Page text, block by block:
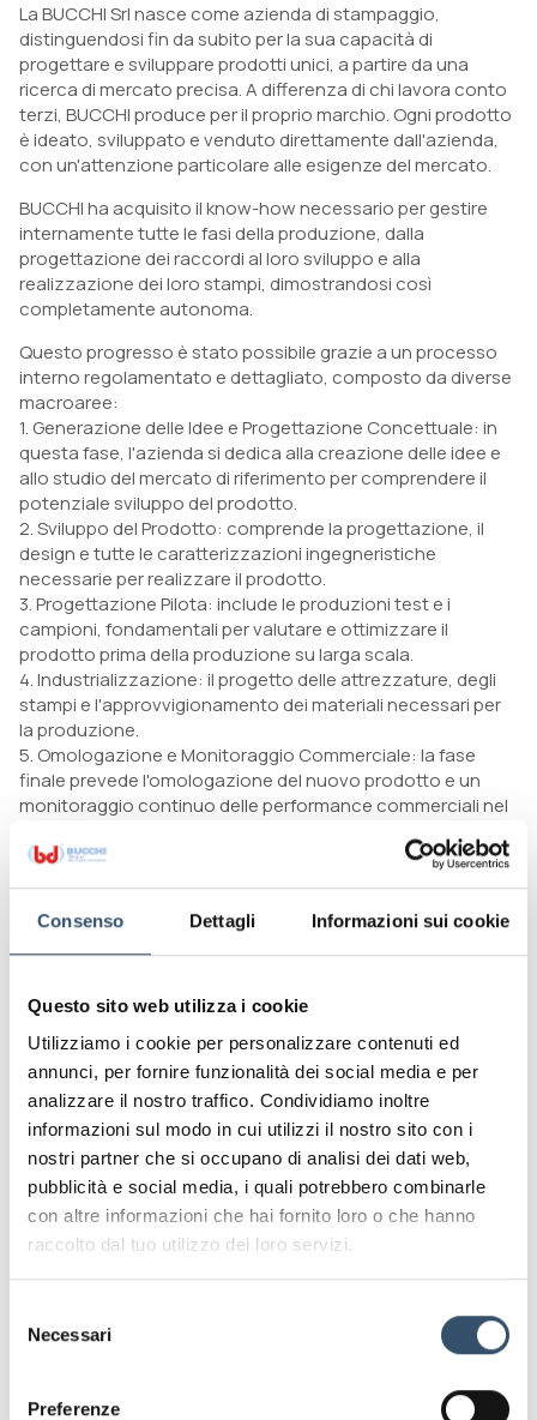
Consenso Dettagli Informazioni sui cookie
Questo sito web utilizza i cookie
Utilizziamo i cookie per personalizzare contenuti ed
annunci, per fornire funzionalità dei social media e per
analizzare il nostro traffico. Condividiamo inoltre
informazioni sul modo in cui utilizzi il nostro sito con i
nostri partner che si occupano di analisi dei dati web,
pubblicità e social media, i quali potrebbero combinarle
con altre informazioni che hai fornito loro o che hanno
raccolto dal tuo utilizzo dei loro servizi.
delNecessari
Preferenze
La BUCCHI Srl nasce come azienda di stampaggio,
distinguendosi fin da subito per la sua capacità di
progettare e sviluppare prodotti unici, a partire da una
ricerca di mercato precisa. A differenza di chi lavora conto
terzi, BUCCHI produce per il proprio marchio. Ogni prodotto
è ideato, sviluppato e venduto direttamente dall'azienda,
con un'attenzione particolare alle esigenze del mercato.
BUCCHI ha acquisito il know-how necessario per gestire
internamente tutte le fasi della produzione, dalla
progettazione dei raccordi al loro sviluppo e alla
realizzazione dei loro stampi, dimostrandosi così
completamente autonoma.
Questo progresso è stato possibile grazie a un processo
interno regolamentato e dettagliato, composto da diverse
macroaree:
1. Generazione delle Idee e Progettazione Concettuale: in
questa fase, l'azienda si dedica alla creazione delle idee e
allo studio del mercato di riferimento per comprendere il
potenziale sviluppo del prodotto.
2. Sviluppo del Prodotto: comprende la progettazione, il
design e tutte le caratterizzazioni ingegneristiche
necessarie per realizzare il prodotto.
3. Progettazione Pilota: include le produzioni test e i
campioni, fondamentali per valutare e ottimizzare il
prodotto prima della produzione su larga scala.
4. Industrializzazione: il progetto delle attrezzature, degli
stampi e l'approvvigionamento dei materiali necessari per
la produzione.
5. Omologazione e Monitoraggio Commerciale: la fase
finale prevede l'omologazione del nuovo prodotto e un
monitoraggio continuo delle performance commerciali nel
Grazie a questa struttura interna, BUCCHI Srl è in grado di
sfide del mercato, mantenendo il controllo completo su
ogni fase del processo produttivo.
del settore dello stampaggio è un’azienda stabile e
clienti.
Per ulteriori informazioni e per scoprire come i nostri
raccordi possono fare la differenza nei vostri progetti,
visitate il nostro sito web https://www.bucchi.ito
contattateci al numero 0545/901001.
Cogliamo l’occasione per ringraziarvi della stima
dimostrataci.
Leggi anche